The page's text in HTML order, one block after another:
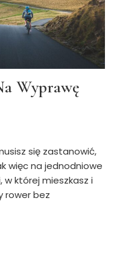
Wyprawę
się zastanowić,
więc na jednodniowe
w której mieszkasz i
rower bez